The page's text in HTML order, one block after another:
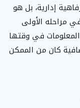
إدارية، بل هو
مراحله الأولى
في وقتها
كان من الممكن